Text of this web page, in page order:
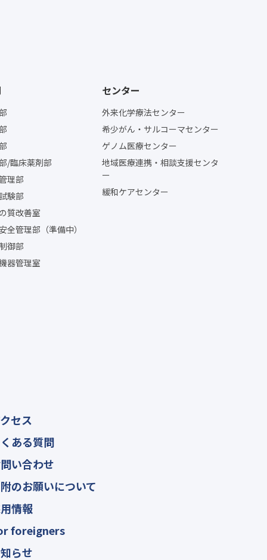
/臨床薬剤部
理部
験部
質改善室
全管理部（準備中）
御部
器管理室
センター
外来化学療法センター
希少がん・サルコーマセンター
ゲノム医療センター
地域医療連携・相談支援センタ
ー
緩和ケアセンター
セス
ある質問
い合わせ
のお願いについて
情報
foreigners
らせ